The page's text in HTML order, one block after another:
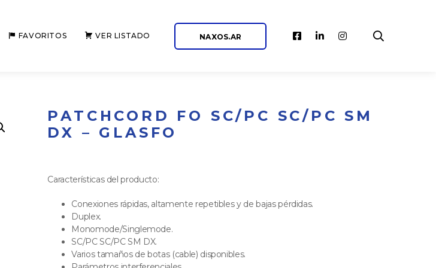
FAVORITOS VER LISTADO NAXOS.AR
PATCHCORD FO SC/PC SC/PC SM
DX – GLASFO
Características del producto:
Conexiones rápidas, altamente repetibles y de bajas pérdidas.
Duplex.
Monomode/Singlemode.
SC/PC SC/PC SM DX.
Varios tamaños de botas (cable) disponibles.